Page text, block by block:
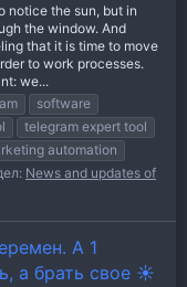
notice the sun, but in
the window. And
that it is time to move
to work processes.
we...
software
telegram expert tool
automation
News and updates of
А 1
а брать свое ☀️